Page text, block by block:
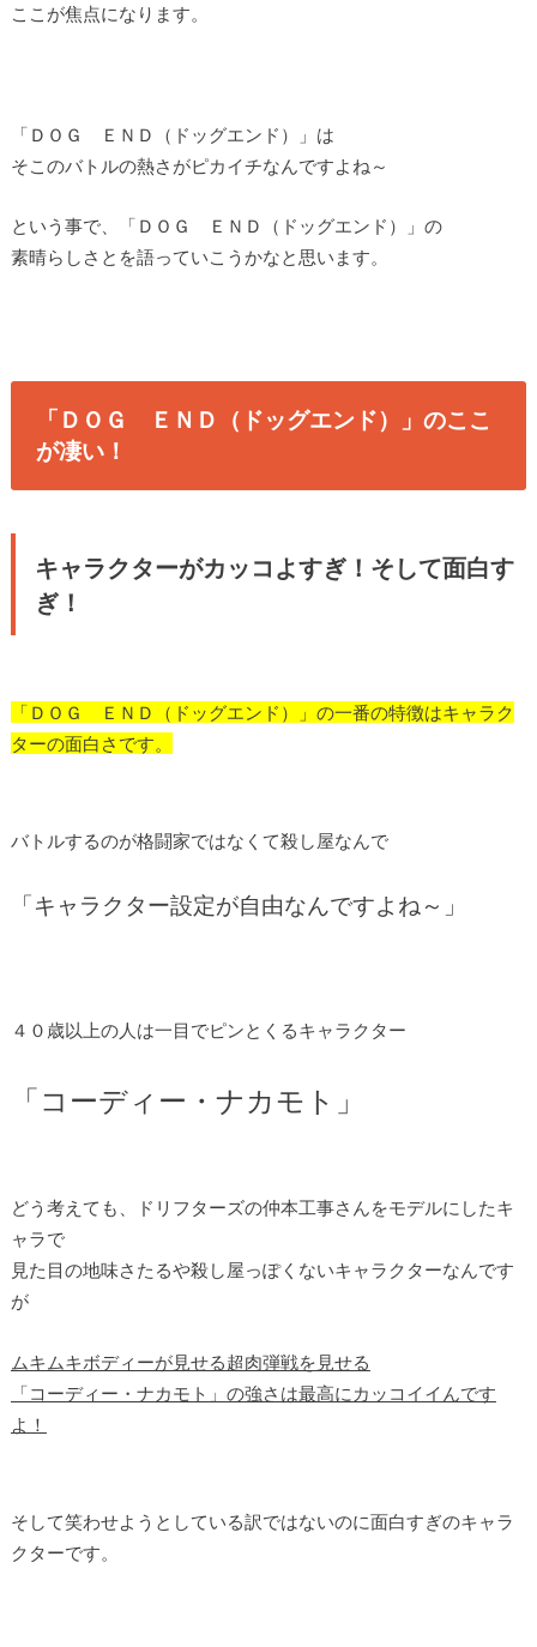
ここが焦点になります。
「ＤＯＧ ＥＮＤ（ドッグエンド）」は
そこのバトルの熱さがピカイチなんですよね～
という事で、「ＤＯＧ ＥＮＤ（ドッグエンド）」の
素晴らしさとを語っていこうかなと思います。
「ＤＯＧ ＥＮＤ（ドッグエンド）」のここ
が凄い！
キャラクターがカッコよすぎ！そして面白す
ぎ！
「ＤＯＧ ＥＮＤ（ドッグエンド）」の一番の特徴はキャラク
ターの面白さです。
バトルするのが格闘家ではなくて殺し屋なんで
「キャラクター設定が自由なんですよね～」
４０歳以上の人は一目でピンとくるキャラクター
「コーディー・ナカモト」
どう考えても、ドリフターズの仲本工事さんをモデルにしたキ
ャラで
見た目の地味さたるや殺し屋っぽくないキャラクターなんです
が
ムキムキボディーが見せる超肉弾戦を見せる
「コーディー・ナカモト」の強さは最高にカッコイイんです
よ！
そして笑わせようとしている訳ではないのに面白すぎのキャラ
クターです。